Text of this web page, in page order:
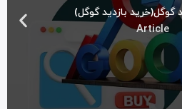
گوگل(خرید بازدید گوگل)
Article